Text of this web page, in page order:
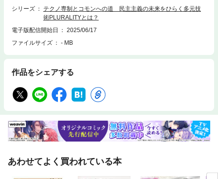
シリーズ
テクノ専制とコモンへの道 民主主義の未来をひらく多元技
術PLURALITYとは？
電子版配信開始日
2025/06/17
ファイルサイズ
- MB
作品をシェアする
あわせてよく買われている本